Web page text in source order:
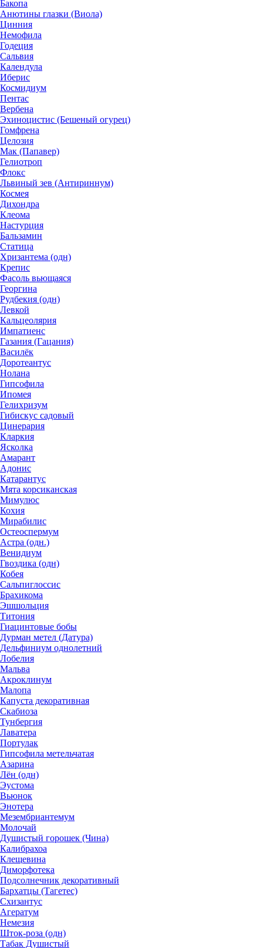
Бакопа
Анютины глазки (Виола)
Цинния
Немофила
Годеция
Сальвия
Календула
Иберис
Космидиум
Пентас
Вербена
Эхиноцистис (Бешеный огурец)
Гомфрена
Целозия
Мак (Папавер)
Гелиотроп
Флокс
Львиный зев (Антириннум)
Космея
Дихондра
Клеома
Настурция
Бальзамин
Статица
Хризантема (одн)
Крепис
Фасоль вьющаяся
Георгина
Рудбекия (одн)
Левкой
Кальцеолярия
Импатиенс
Газания (Гацания)
Василёк
Доротеантус
Нолана
Гипсофила
Ипомея
Гелихризум
Гибискус садовый
Цинерария
Кларкия
Ясколка
Амарант
Адонис
Катарантус
Мята корсиканская
Мимулюс
Кохия
Мирабилис
Остеоспермум
Астра (одн.)
Венидиум
Гвоздика (одн)
Кобея
Сальпиглоссис
Брахикома
Эшшольция
Титония
Гиацинтовые бобы
Дурман метел (Датура)
Дельфиниум однолетний
Лобелия
Мальва
Акроклинум
Малопа
Капуста декоративная
Скабиоза
Тунбергия
Лаватера
Портулак
Гипсофила метельчатая
Азарина
Лён (одн)
Эустома
Вьюнок
Энотера
Мезембриантемум
Молочай
Душистый горошек (Чина)
Калибрахоа
Клещевина
Диморфотека
Подсолнечник декоративный
Бархатцы (Тагетес)
Схизантус
Агератум
Немезия
Шток-роза (одн)
Табак Душистый